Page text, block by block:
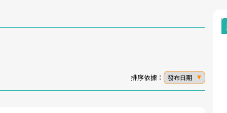
排序依據： 發布日期
良醫生活祭